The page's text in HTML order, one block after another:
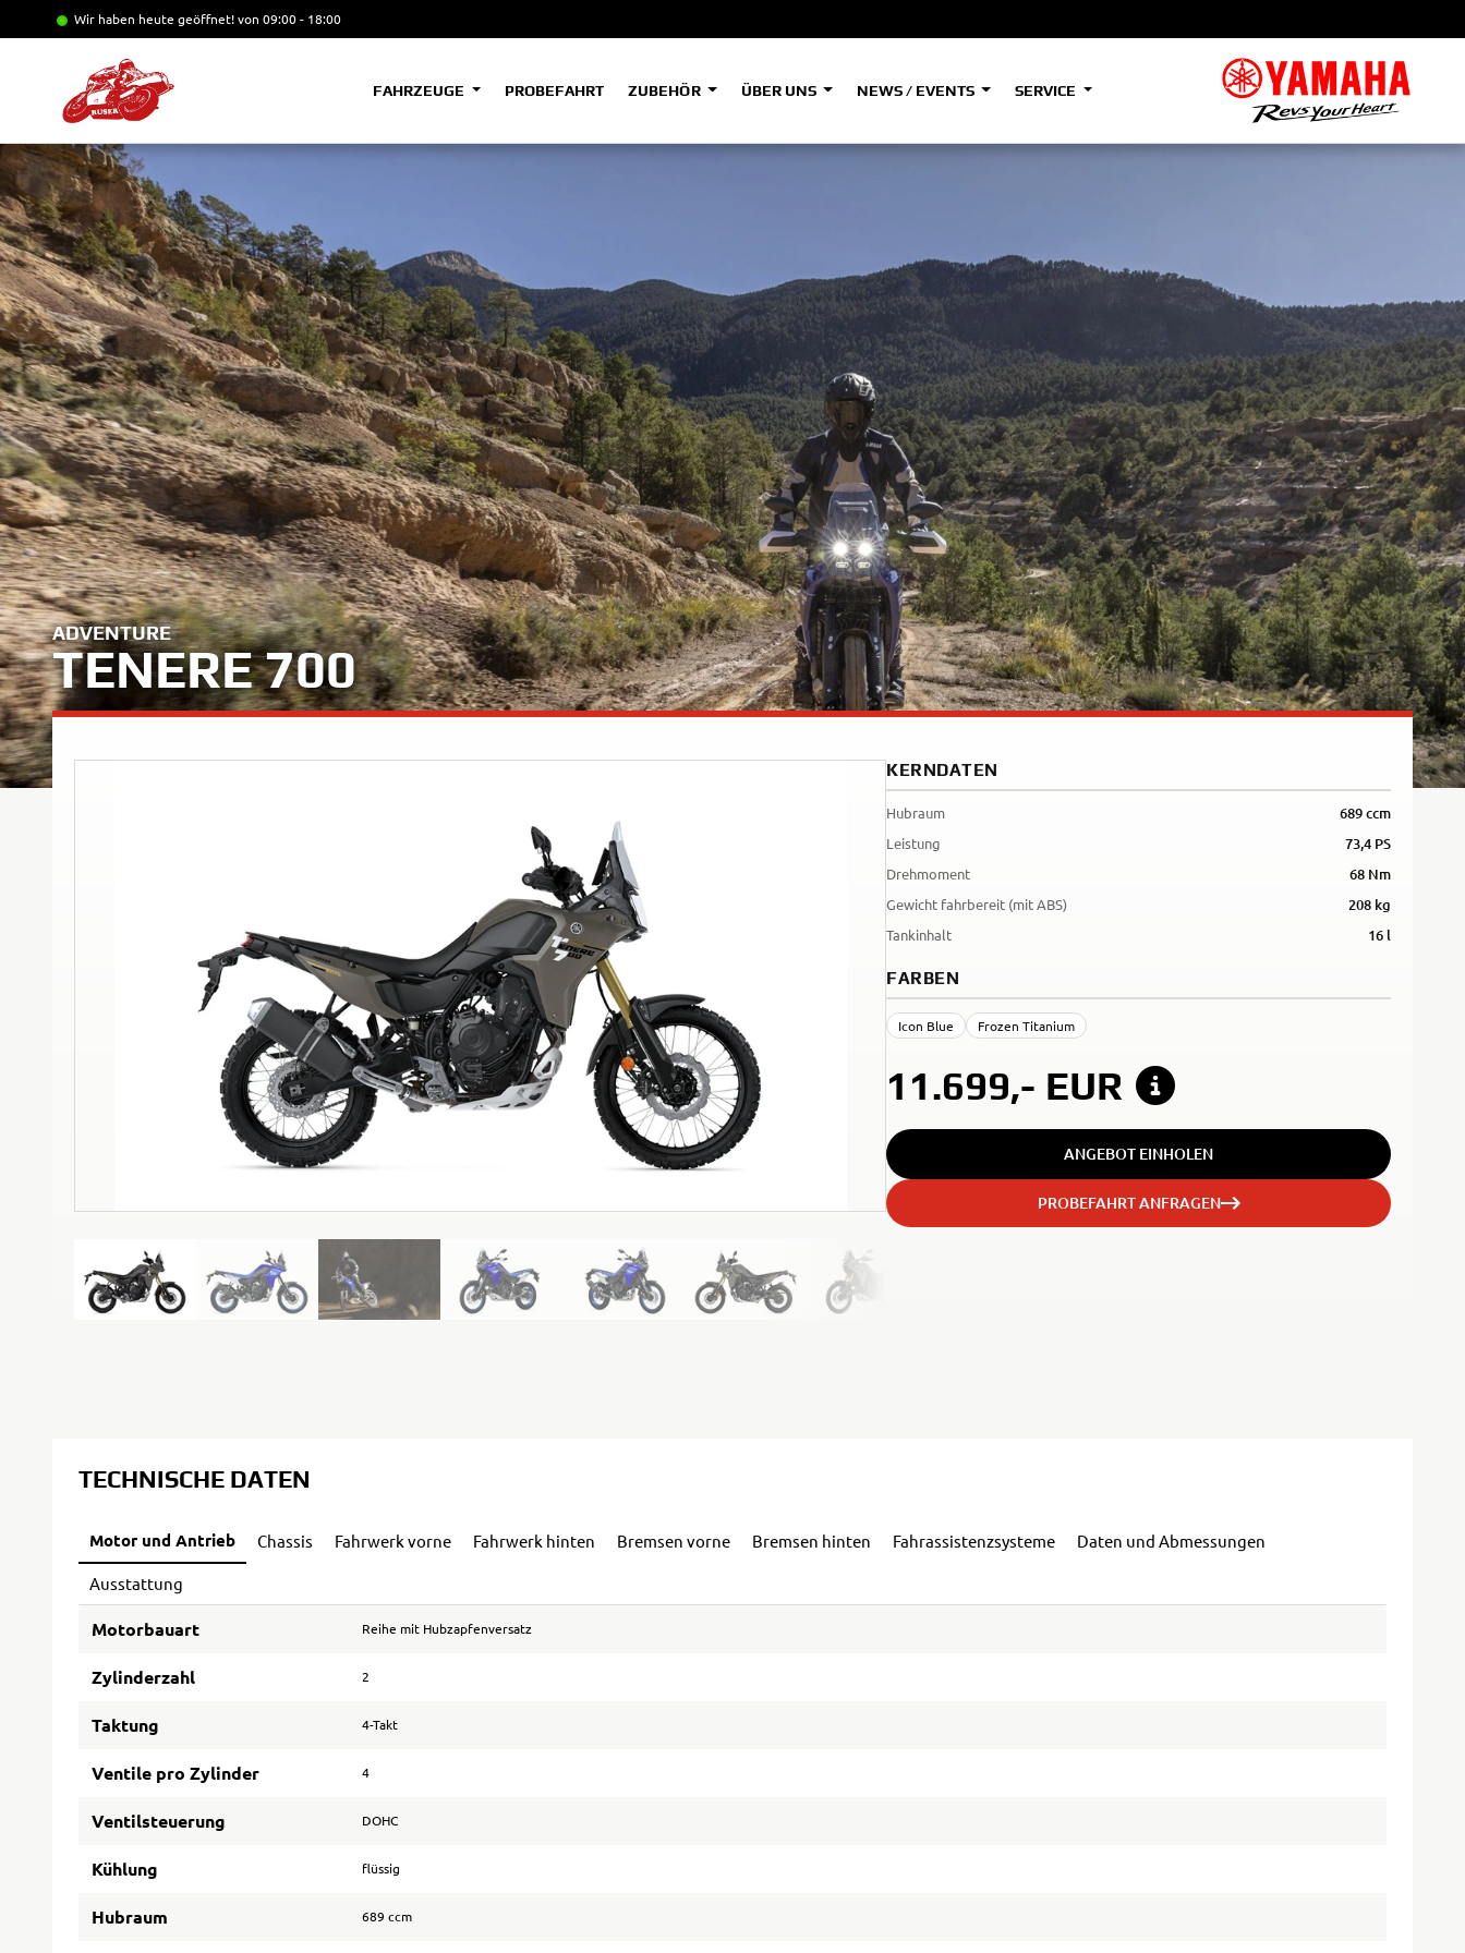
Wir haben heute geöffnet!von 09:00 - 18:00
FAHRZEUGE
SUPERSPORT
35kW
A2
Tenere
700
35kW
Tenere
700
Rally
Tenere
700
Rally
35kW
Tenere
700
World
Raid
A1
WR125R
PROBEFAHRT ZUBEHÖR ÜBER UNS NEWS / EVENTS SERVICE
ADVENTURE
TENERE 700
KERNDATEN
Hubraum 689 ccm
Leistung 73,4 PS
Drehmoment 68 Nm
Gewicht fahrbereit (mit ABS) 208 kg
Tankinhalt 16 l
FARBEN
Icon Blue Frozen Titanium
11.699,- EUR
ANGEBOT EINHOLEN
PROBEFAHRT ANFRAGEN
TECHNISCHE DATEN
Motor und Antrieb Chassis Fahrwerk vorne Fahrwerk hinten Bremsen vorne Bremsen hinten Fahrassistenzsysteme Daten und Abmessungen
Ausstattung
Motorbauart Reihe mit Hubzapfenversatz
Zylinderzahl 2
Taktung 4-Takt
Ventile pro Zylinder 4
Ventilsteuerung DOHC
Kühlung flüssig
Hubraum 689 ccm